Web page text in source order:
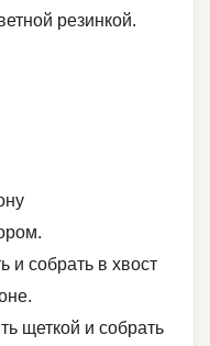
резинкой.
и собрать в хвост
щеткой и собрать